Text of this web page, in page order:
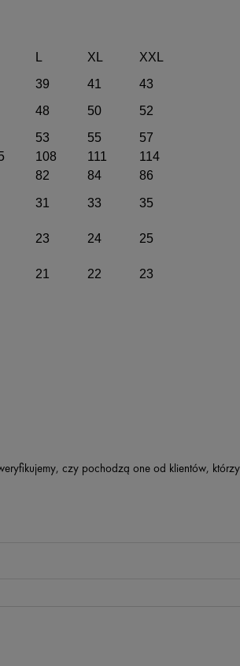
L XL
XXL
39 41
43
48 50
52
53 55
57
108 111
114
82 84
86
31 33 35
23 24 25
21 22 23
czy pochodzą one od klientów,